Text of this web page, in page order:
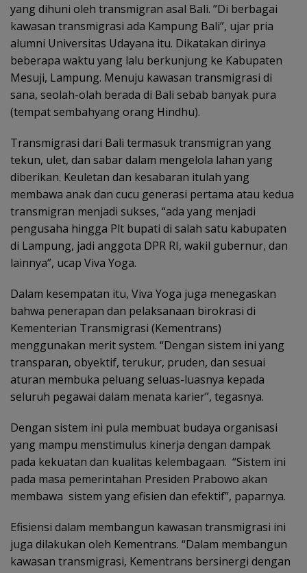
yang dihuni oleh transmigran asal Bali. ”Di berbagai
kawasan transmigrasi ada Kampung Bali”, ujar pria
alumni Universitas Udayana itu. Dikatakan dirinya
beberapa waktu yang lalu berkunjung ke Kabupaten
Mesuji, Lampung. Menuju kawasan transmigrasi di
sana, seolah-olah berada di Bali sebab banyak pura
(tempat sembahyang orang Hindhu).
Transmigrasi dari Bali termasuk transmigran yang
tekun, ulet, dan sabar dalam mengelola lahan yang
diberikan. Keuletan dan kesabaran itulah yang
membawa anak dan cucu generasi pertama atau kedua
transmigran menjadi sukses, “ada yang menjadi
pengusaha hingga Plt bupati di salah satu kabupaten
di Lampung, jadi anggota DPR RI, wakil gubernur, dan
lainnya”, ucap Viva Yoga.
Dalam kesempatan itu, Viva Yoga juga menegaskan
bahwa penerapan dan pelaksanaan birokrasi di
Kementerian Transmigrasi (Kementrans)
menggunakan merit system. “Dengan sistem ini yang
transparan, obyektif, terukur, pruden, dan sesuai
aturan membuka peluang seluas-luasnya kepada
seluruh pegawai dalam menata karier”, tegasnya.
Dengan sistem ini pula membuat budaya organisasi
yang mampu menstimulus kinerja dengan dampak
pada kekuatan dan kualitas kelembagaan. “Sistem ini
pada masa pemerintahan Presiden Prabowo akan
membawa sistem yang efisien dan efektif”, paparnya.
Efisiensi dalam membangun kawasan transmigrasi ini
juga dilakukan oleh Kementrans. “Dalam membangun
kawasan transmigrasi, Kementrans bersinergi dengan